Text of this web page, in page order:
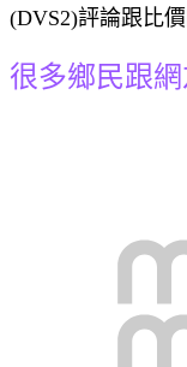
(DVS2)評論跟比
很多鄉民跟